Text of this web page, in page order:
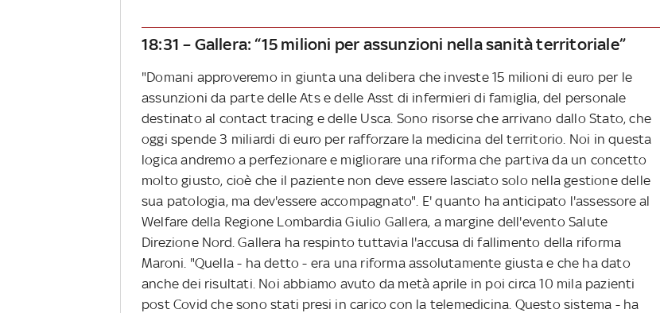
18:31 – Gallera: “15 milioni per assunzioni nella sanità territoriale”
"Domani approveremo in giunta una delibera che investe 15 milioni di euro per le
assunzioni da parte delle Ats e delle Asst di infermieri di famiglia, del personale
destinato al contact tracing e delle Usca. Sono risorse che arrivano dallo Stato, che
oggi spende 3 miliardi di euro per rafforzare la medicina del territorio. Noi in questa
logica andremo a perfezionare e migliorare una riforma che partiva da un concetto
molto giusto, cioè che il paziente non deve essere lasciato solo nella gestione delle
sua patologia, ma dev'essere accompagnato". E' quanto ha anticipato l'assessore al
Welfare della Regione Lombardia Giulio Gallera, a margine dell'evento Salute
Direzione Nord. Gallera ha respinto tuttavia l'accusa di fallimento della riforma
Maroni. "Quella - ha detto - era una riforma assolutamente giusta e che ha dato
anche dei risultati. Noi abbiamo avuto da metà aprile in poi circa 10 mila pazienti
post Covid che sono stati presi in carico con la telemedicina. Questo sistema - ha